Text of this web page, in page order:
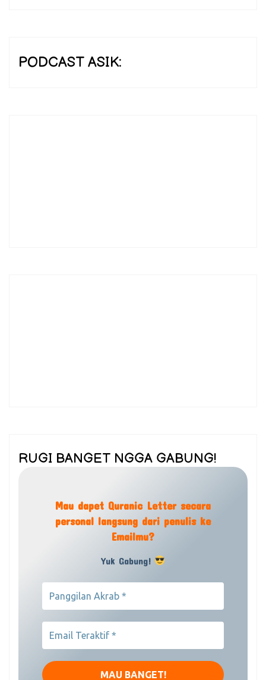
PODCAST ASIK:
RUGI BANGET NGGA GABUNG!
Mau dapet Quranic Letter secara
personal langsung dari penulis ke
Emailmu?
Yuk Gabung!